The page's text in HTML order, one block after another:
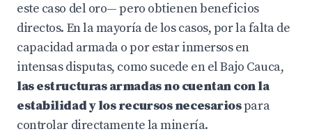
este caso del oro— pero obtienen beneficios
directos. En la mayoría de los casos, por la falta de
capacidad armada o por estar inmersos en
intensas disputas, como sucede en el Bajo Cauca,
las estructuras armadas no cuentan con la
estabilidad y los recursos necesariospara
controlar directamente la minería.